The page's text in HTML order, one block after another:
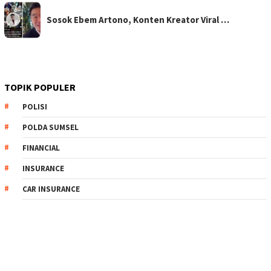
Sosok Ebem Artono, Konten Kreator Viral …
TOPIK POPULER
POLISI
POLDA SUMSEL
FINANCIAL
INSURANCE
CAR INSURANCE